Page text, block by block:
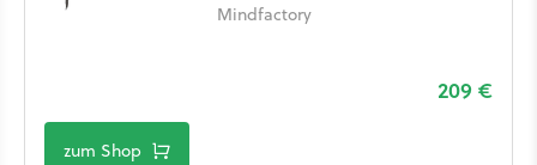
Mindfactory
209 €
zum Shop